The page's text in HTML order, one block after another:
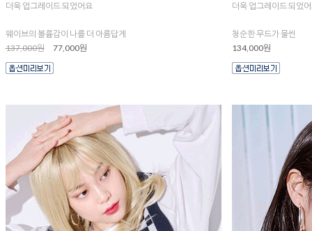
더욱 업그레이드 되었어요
웨이브의 볼륨감이 나를 더 아름답게
137,000원
77,000원
더욱 업그레이드 되었
청순한 무드가 물씬
134,000원